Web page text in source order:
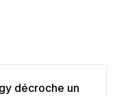
décroche un